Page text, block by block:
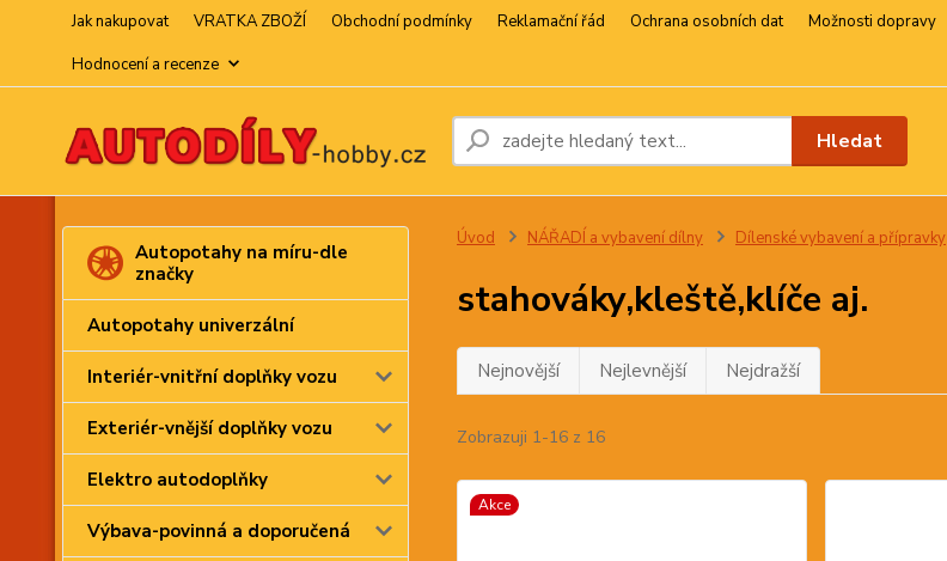
Jak nakupovat VRATKA ZBOŽÍ Obchodní podmínky Reklamační řád Ochrana osobních dat Možnosti dopravy
Hodnocení a recenze
Hledat
Autopotahy na míru-dle
značky
Autopotahy univerzální
Interiér-vnitřní doplňky vozu
Exteriér-vnější doplňky vozu
Elektro autodoplňky
Výbava-povinná a doporučená
Úvod NÁŘADÍ a vybavení dílny Dílenské vybavení a přípravky
stahováky,kleště,klíče aj.
Nejnovější Nejlevnější Nejdražší
Zobrazuji 1-16 z 16
Akce